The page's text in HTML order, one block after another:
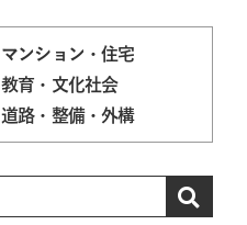
マンション・住宅
教育・文化社会
道路・整備・外構